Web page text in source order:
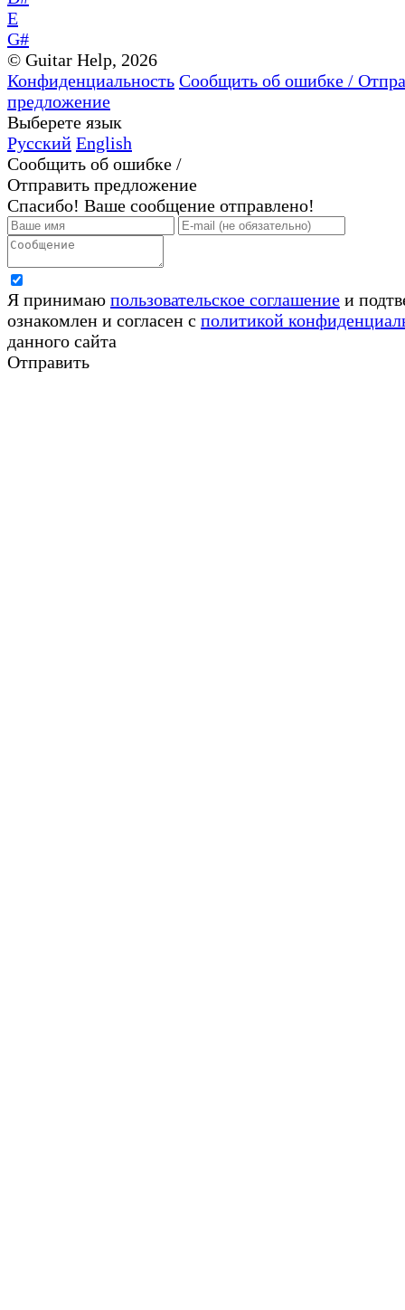
E
G#
© Guitar Help, 2026
Конфиденциальность Сообщить об ошибке /
предложение
Выберете язык
Русский English
Сообщить об ошибке /
Отправить предложение
Спасибо! Ваше сообщение отправлено!
Я принимаю пользовательское соглашение и
ознакомлен и согласен с политикой
данного сайта
Отправить